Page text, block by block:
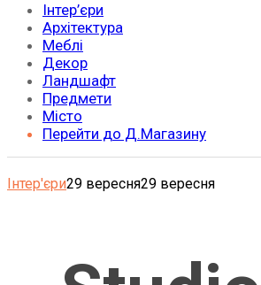
Інтер’єри
Архітектура
Меблі
Декор
Ландшафт
Предмети
Місто
Перейти до Д.Магазину
Інтер'єри29 вересня29 вересня